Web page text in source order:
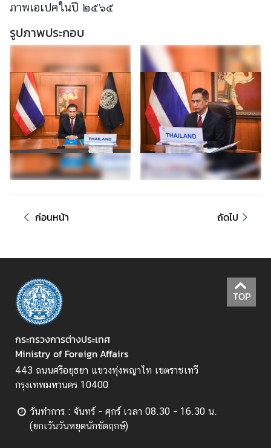
ย
กั
บ
า
เ
ซี
ย
น
ศู
น
ย์
ข่
ร
ะ
ก
า
ศ
แ
ล
ะ
น
ๆ
ภาพเอเปคในปี ๒๕๖๕
รูปภาพประกอบ
ก่อนหน้า ถัดไป
TOP
กระทรวงการต่างประเทศ
Ministry of Foreign Affairs
443 ถนนศรีอยุธยา แขวงทุ่งพญาไท เขตราชเทวี
กรุงเทพมหานคร 10400
วันทำการ : จันทร์ - ศุกร์ เวลา 08.30 - 16.30 น.
(ยกเว้นวันหยุดนักขัตฤกษ์)